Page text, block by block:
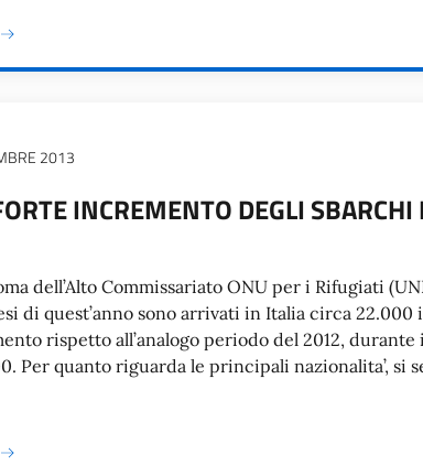
2013
INCREMENTO DEGLI
dell’Alto Commissariato ONU per i Rifugiati
di quest’anno sono arrivati in Italia circa
rispetto all’analogo periodo del 2012,
Per quanto riguarda le principali nazionalita’, si